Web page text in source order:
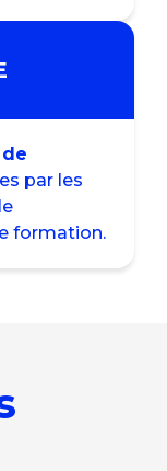
par les
formation.